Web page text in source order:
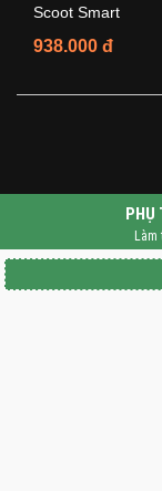
Scoot Smart
938.000 đ
PHỤ
Làm